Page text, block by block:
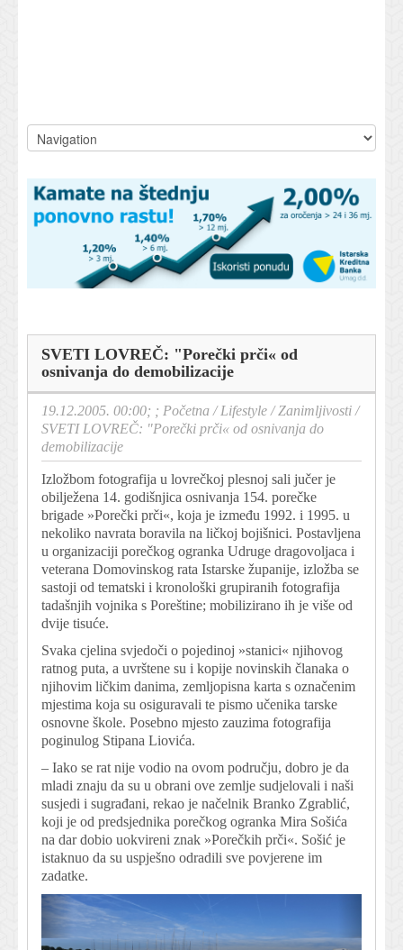
SVETI LOVREČ: "Porečki prči« od
osnivanja do demobilizacije
19.12.2005. 00:00; ; Početna /Lifestyle /Zanimljivosti /
SVETI LOVREČ: "Porečki prči« od osnivanja do
demobilizacije
Izložbom fotografija u lovrečkoj plesnoj sali jučer je
obilježena 14. godišnjica osnivanja 154. porečke
brigade »Porečki prči«, koja je između 1992. i 1995. u
nekoliko navrata boravila na ličkoj bojišnici. Postavljena
u organizaciji porečkog ogranka Udruge dragovoljaca i
veterana Domovinskog rata Istarske županije, izložba se
sastoji od tematski i kronološki grupiranih fotografija
tadašnjih vojnika s Poreštine; mobilizirano ih je više od
dvije tisuće.
Svaka cjelina svjedoči o pojedinoj »stanici« njihovog
ratnog puta, a uvrštene su i kopije novinskih članaka o
njihovim ličkim danima, zemljopisna karta s označenim
mjestima koja su osiguravali te pismo učenika tarske
osnovne škole. Posebno mjesto zauzima fotografija
poginulog Stipana Liovića.
– Iako se rat nije vodio na ovom području, dobro je da
mladi znaju da su u obrani ove zemlje sudjelovali i naši
susjedi i sugrađani, rekao je načelnik Branko Zgrablić,
koji je od predsjednika porečkog ogranka Mira Sošića
na dar dobio uokvireni znak »Porečkih prči«. Sošić je
istaknuo da su uspješno odradili sve povjerene im
zadatke.